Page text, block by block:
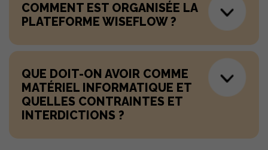
COMMENT EST ORGANISÉE LA
PLATEFORME WISEFLOW ?
QUE DOIT-ON AVOIR COMME
MATÉRIEL INFORMATIQUE ET
QUELLES CONTRAINTES ET
INTERDICTIONS ?